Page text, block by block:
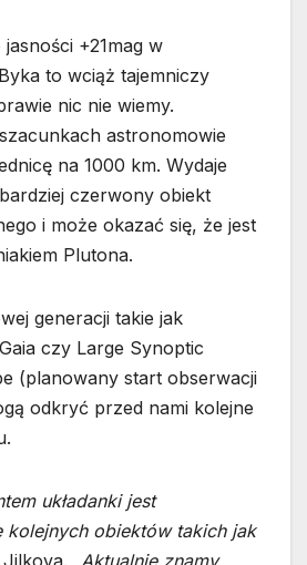
+21mag w
to wciąż tajemniczy
nic nie wiemy.
astronomowie
na 1000 km. Wydaje
czerwony obiekt
i może okazać się, że jest
Plutona.
generacji takie jak
czy Large Synoptic
(planowany start obserwacji
odkryć przed nami kolejne
układanki jest
kolejnych obiektów takich jak